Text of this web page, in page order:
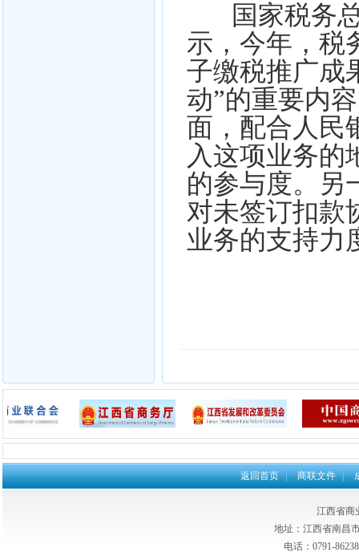
国家税务
示，今年，税
子缴税推广成
动”的重要内
面，配合人民
入这项业务的
的参与度。另
对未签订扣款
业务的支持力
返回首页 商联文件
江西省商
地址：江西省南昌
电话：0791-